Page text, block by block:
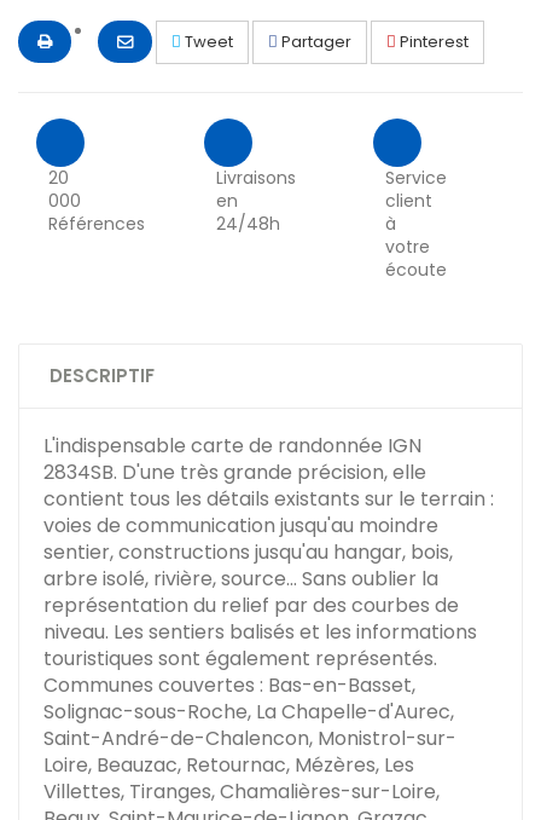
Tweet Partager Pinterest
20
000
Références
Livraisons
en
24/48h
Service
client
à
votre
écoute
DESCRIPTIF
L'indispensable carte de randonnée IGN
2834SB. D'une très grande précision, elle
contient tous les détails existants sur le terrain :
voies de communication jusqu'au moindre
sentier, constructions jusqu'au hangar, bois,
arbre isolé, rivière, source... Sans oublier la
représentation du relief par des courbes de
niveau. Les sentiers balisés et les informations
touristiques sont également représentés.
Communes couvertes : Bas-en-Basset,
Solignac-sous-Roche, La Chapelle-d'Aurec,
Saint-André-de-Chalencon, Monistrol-sur-
Loire, Beauzac, Retournac, Mézères, Les
Villettes, Tiranges, Chamalières-sur-Loire,